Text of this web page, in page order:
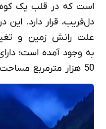
است که در قلب یک
دل‌فریب، قرار دارد. این
علت رانش زمین و
50 هزار مترمربع مساحت می‌باشد.